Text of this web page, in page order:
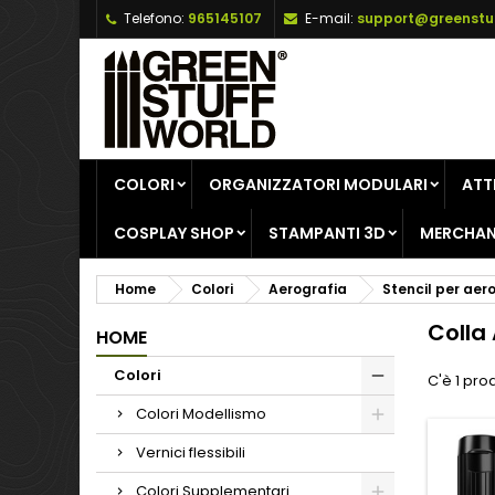
Telefono: 965145107 E-mail:
COLORI ORGANIZZATORI MODULARI
COSPLAY SHOP STAMPANTI 3D
Home Colori Aerografia Stencil per
HOME
Colori
Colori Modellismo
Vernici flessibili
Colla
C'è 1